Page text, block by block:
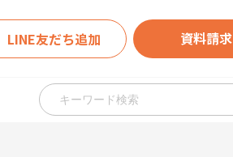
LINE友だち追加 資料請求